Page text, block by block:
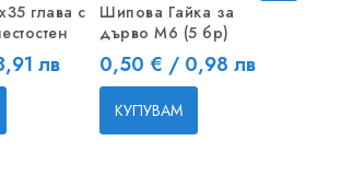
глава с
лв
Шипова Гайка за
дърво M6 (5 бр)
Цена
0,50 € / 0,98 лв
КУПУВАМ